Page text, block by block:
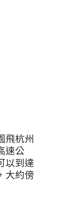
飛杭州
速公
以到達
大約傍